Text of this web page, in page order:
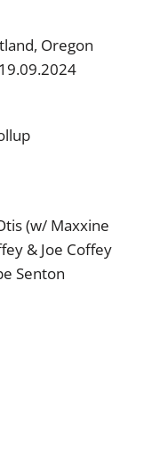
Oregon
(w/ Maxxine
& Joe Coffey
Senton